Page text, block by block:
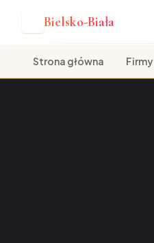
Bielsko-Biała
Strona główna Firmy